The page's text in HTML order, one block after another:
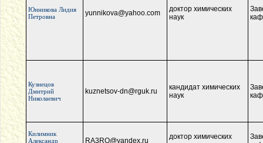
Юнникова Лидия
Петровна
yunnikova@yahoo.com
доктор химических
наук
Кузнецов
Дмитрий
Николаевич
kuznetsov-dn@rguk.ru
кандидат химических
наук
Килимник
Александр
RA3RO@yandex.ru
доктор химических